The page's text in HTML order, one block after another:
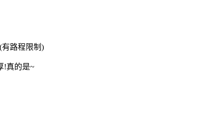
路程限制)
!真的是~